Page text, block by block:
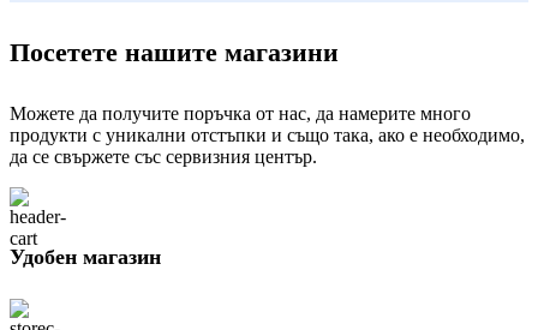
Посетете нашите магазини
Можете да получите поръчка от нас, да намерите много
продукти с уникални отстъпки и също така, ако е необходимо,
да се свържете със сервизния център.
Удобен магазин